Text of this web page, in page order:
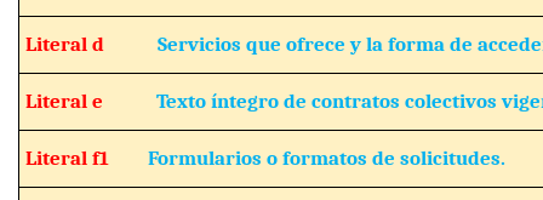
Literal d Servicios que ofrece y la forma de
Literal e Texto íntegro de contratos colectivos
Literal f1 Formularios o formatos de solicitudes.